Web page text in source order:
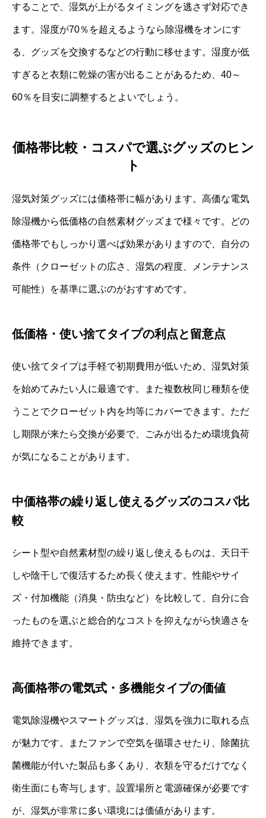
することで、湿気が上がるタイミングを逃さず対応でき
ます。湿度が70％を超えるようなら除湿機をオンにす
る、グッズを交換するなどの行動に移せます。湿度が低
すぎると衣類に乾燥の害が出ることがあるため、40～
60％を目安に調整するとよいでしょう。
価格帯比較・コスパで選ぶグッズのヒン
ト
湿気対策グッズには価格帯に幅があります。高価な電気
除湿機から低価格の自然素材グッズまで様々です。どの
価格帯でもしっかり選べば効果がありますので、自分の
条件（クローゼットの広さ、湿気の程度、メンテナンス
可能性）を基準に選ぶのがおすすめです。
低価格・使い捨てタイプの利点と留意点
使い捨てタイプは手軽で初期費用が低いため、湿気対策
を始めてみたい人に最適です。また複数枚同じ種類を使
うことでクローゼット内を均等にカバーできます。ただ
し期限が来たら交換が必要で、ごみが出るため環境負荷
が気になることがあります。
中価格帯の繰り返し使えるグッズのコスパ比
較
シート型や自然素材型の繰り返し使えるものは、天日干
しや陰干しで復活するため長く使えます。性能やサイ
ズ・付加機能（消臭・防虫など）を比較して、自分に合
ったものを選ぶと総合的なコストを抑えながら快適さを
維持できます。
高価格帯の電気式・多機能タイプの価値
電気除湿機やスマートグッズは、湿気を強力に取れる点
が魅力です。またファンで空気を循環させたり、除菌抗
菌機能が付いた製品も多くあり、衣類を守るだけでなく
衛生面にも寄与します。設置場所と電源確保が必要です
が、湿気が非常に多い環境には価値があります。